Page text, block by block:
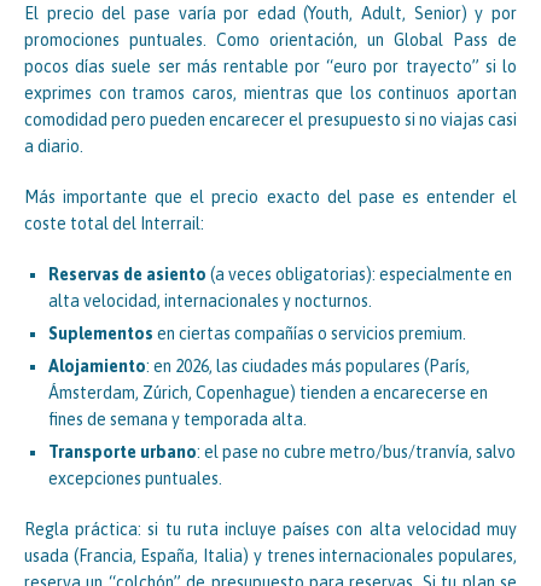
El precio del pase varía por edad (Youth, Adult, Senior) y por
promociones puntuales. Como orientación, un Global Pass de
pocos días suele ser más rentable por “euro por trayecto” si lo
exprimes con tramos caros, mientras que los continuos aportan
comodidad pero pueden encarecer el presupuesto si no viajas casi
a diario.
Más importante que el precio exacto del pase es entender el
coste total del Interrail:
Reservas de asiento (a veces obligatorias): especialmente en
alta velocidad, internacionales y nocturnos.
Suplementos en ciertas compañías o servicios premium.
Alojamiento: en 2026, las ciudades más populares (París,
Ámsterdam, Zúrich, Copenhague) tienden a encarecerse en
fines de semana y temporada alta.
Transporte urbano: el pase no cubre metro/bus/tranvía, salvo
excepciones puntuales.
Regla práctica: si tu ruta incluye países con alta velocidad muy
usada (Francia, España, Italia) y trenes internacionales populares,